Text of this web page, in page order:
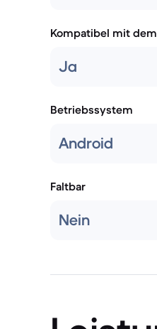
Kompatibel mit
Ja
Betriebssystem
Android
Faltbar
Nein